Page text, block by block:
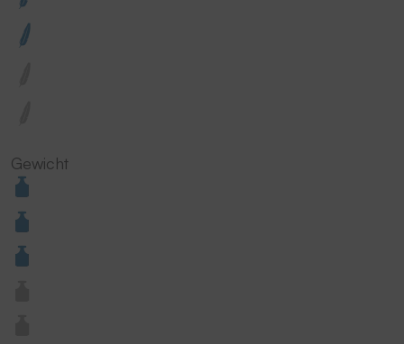
Gewicht